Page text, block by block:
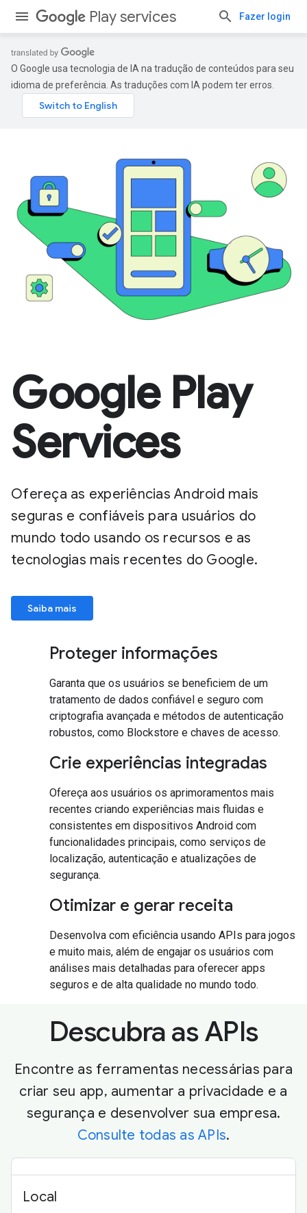
Play services Fazer login
O Google usa tecnologia de IA na tradução de conteúdos para seu
idioma de preferência. As traduções com IA podem ter erros.
Google Play
Services
Ofereça as experiências Android mais
seguras e confiáveis para usuários do
mundo todo usando os recursos e as
tecnologias mais recentes do Google.
Saiba mais
Proteger informações
Garanta que os usuários se beneficiem de um
tratamento de dados confiável e seguro com
criptografia avançada e métodos de autenticação
robustos, como Blockstore e chaves de acesso.
Crie experiências integradas
Ofereça aos usuários os aprimoramentos mais
recentes criando experiências mais fluidas e
consistentes em dispositivos Android com
funcionalidades principais, como serviços de
localização, autenticação e atualizações de
segurança.
Otimizar e gerar receita
Desenvolva com eficiência usando APIs para jogos
e muito mais, além de engajar os usuários com
análises mais detalhadas para oferecer apps
seguros e de alta qualidade no mundo todo.
Descubra as APIs
Encontre as ferramentas necessárias para
criar seu app, aumentar a privacidade e a
segurança e desenvolver sua empresa.
Consulte todas as APIs.
Local